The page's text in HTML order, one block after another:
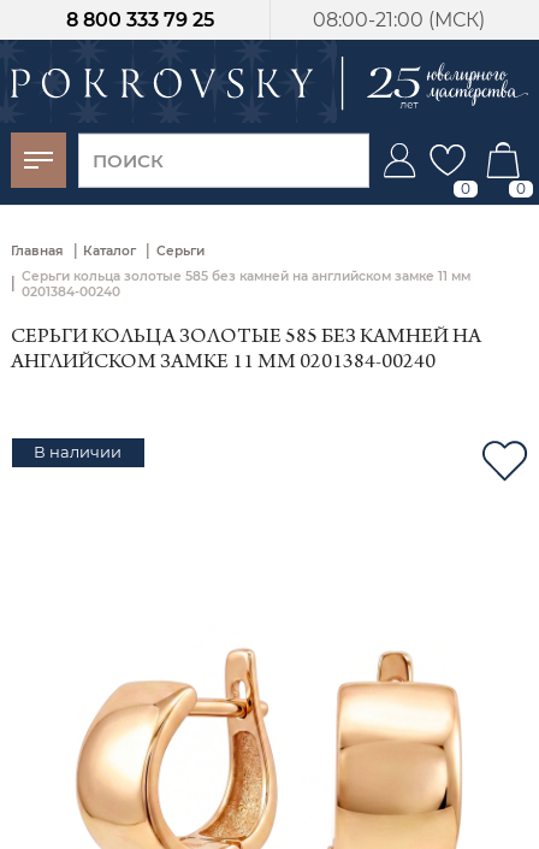
08:00-21:00 (МСК)
8 800 333 79 25
0 0
Главная | Каталог | Серьги
Серьги кольца золотые 585 без камней на английском замке 11 мм
0201384-00240
СЕРЬГИ КОЛЬЦА ЗОЛОТЫЕ 585 БЕЗ КАМНЕЙ НА
АНГЛИЙСКОМ ЗАМКЕ 11 ММ 0201384-00240
В наличии
-30%
от 15 дней с
момента оплаты